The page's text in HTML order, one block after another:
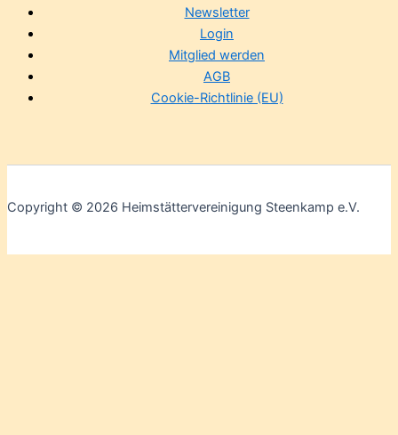
Newsletter
Login
Mitglied werden
AGB
Cookie-Richtlinie (EU)
Copyright © 2026 Heimstättervereinigung Steenkamp e.V.